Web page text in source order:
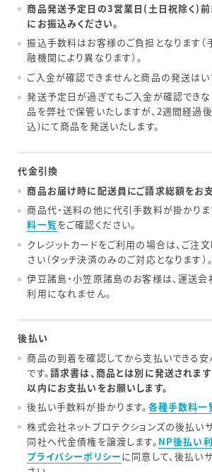
商品発送予定日の3営業日(土日祝除く)
にお振込みください。
振込手数料はお客様のご負担となります
融機関により異なります）。
ご入金が確認できませんと商品の発送はい
発送予定日が過ぎてもご入金が確認でき
品を弊社で保管いたしますが、2週間経過
込)にて商品を発送いたします。
代金引換
商品お届け時に配送員にご請求総額をお支
商品代・送料の他に代引手数料が掛かりま
料一覧をご確認ください。
クレジットカードをご利用の場合は、ご注
さい（タッチ決済のみのご対応となります）。
伊豆諸島・小笠原諸島のお客様は、運送
利用になれません。
後払い
商品の到着を確認してから支払いできる
です。請求書は、商品とは別に発送されま
以内にお支払いをお願いします。
後払い手数料が掛かります。 各種手数料一
株式会社ネットプロテクションズの後払い
同社へ代金債権を譲渡します。 NP後払い
プライバシーポリシーに同意して、後払い